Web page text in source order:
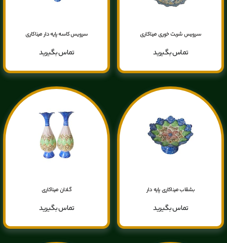
سرویس شربت خوری میناکاری
تماس بگیرید
سرویس کاسه پایه دار میناکاری
تماس بگیرید
بشقاب میناکاری پایه دار
تماس بگیرید
گلدان میناکاری
تماس بگیرید